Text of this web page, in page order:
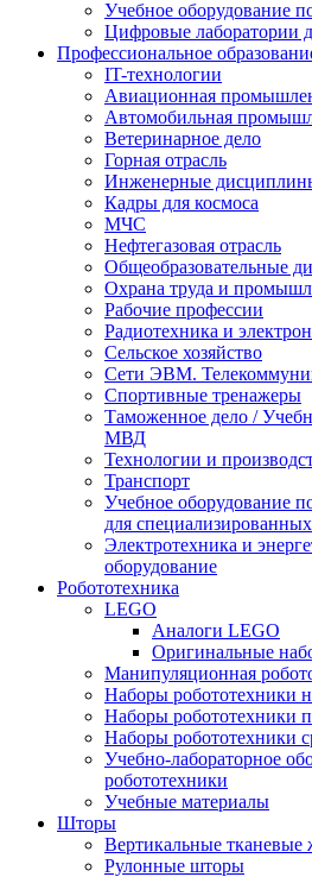
Учебное оборудование
Цифровые лаборатории
Профессиональное
IT-технологии
Авиационная
Автомобильная
Ветеринарное дело
Горная отрасль
Инженерные
Кадры для космоса
МЧС
Нефтегазовая отрасль
Общеобразовательные
Охрана труда и
Рабочие профессии
Радиотехника и
Сельское хозяйство
Сети ЭВМ.
Спортивные тренажеры
Таможенное дело /
МВД
Технологии и
Транспорт
Учебное оборудование
для
Электротехника и
оборудование
Робототехника
LEGO
Аналоги LEGO
Оригинальные
Манипуляционная
Наборы робототехники
Наборы робототехники
Наборы робототехники
Учебно-лабораторное
робототехники
Учебные материалы
Шторы
Вертикальные тканевые
Рулонные шторы